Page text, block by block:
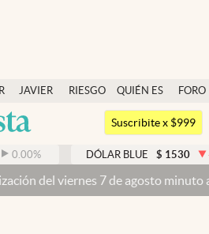
JAVIER
RIESGO
QUIÉN ES
QUIÉN
FORO
Argentina
México
Suscribite x $999
DÓLAR BLUE $ 1530 -0.65%
7 de agosto minuto a minuto